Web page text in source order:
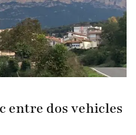
entre dos vehicles